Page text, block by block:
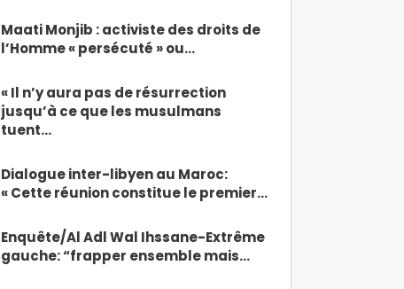
Maati Monjib : activiste des droits de
l’Homme « persécuté » ou…
« Il n’y aura pas de résurrection
jusqu’à ce que les musulmans
tuent…
Dialogue inter-libyen au Maroc:
« Cette réunion constitue le premier…
Enquête/Al Adl Wal Ihssane-Extrême
gauche: “frapper ensemble mais…